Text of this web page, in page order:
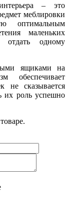
– это
меблировки
оптимальным
маленьких
отдать одному
ящиками на
обеспечивает
не сказывается
их роль успешно